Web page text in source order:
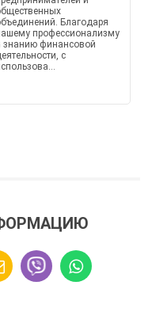
Благодаря
профессионализму
знанию финансовой
с